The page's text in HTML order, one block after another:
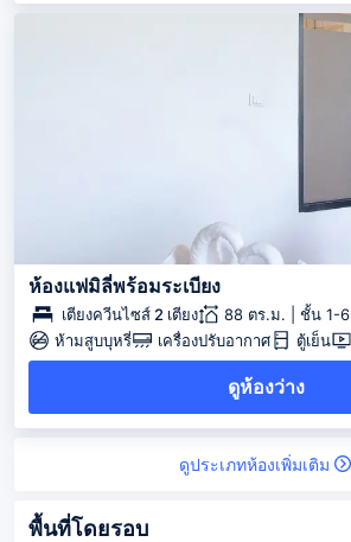
ห้องแฟมิลี่พร้อมระเบียง
เตียงควีนไซส์ 2 เตียง 88 ตร.ม. | ชั้น 1-6
ห้ามสูบบุหรี่
เครื่องปรับอากาศ ตู้เย็น
ดูห้องว่าง
ดูประเภทห้องเพิ่มเติม
พื้นที่โดยรอบ